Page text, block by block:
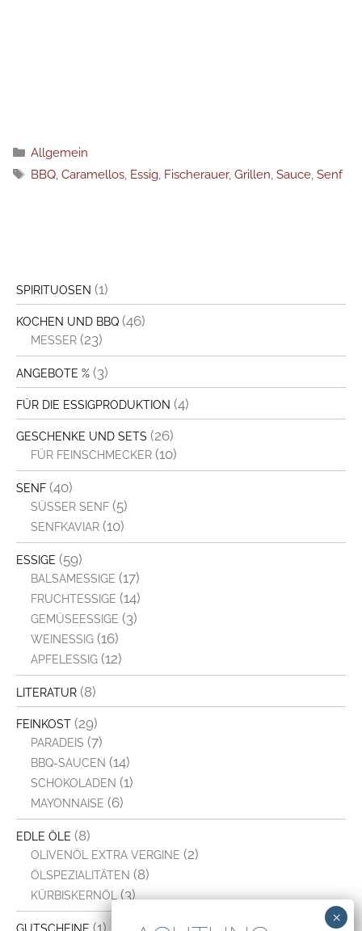
Kategorien
Allgemein
Schlagwörter
BBQ Caramellos Essig Fischerauer, Grillen Sauce Senf
SPIRITUOSEN (1)
KOCHEN UND BBQ (46)
MESSER (23)
ANGEBOTE % (3)
FÜR DIE ESSIGPRODUKTION (4)
GESCHENKE UND SETS (26)
FÜR FEINSCHMECKER (10)
SENF (40)
SÜSSER SENF (5)
SENFKAVIAR (10)
ESSIGE (59)
BALSAMESSIGE (17)
FRUCHTESSIGE (14)
GEMÜSEESSIGE (3)
WEINESSIG (16)
APFELESSIG (12)
LITERATUR (8)
FEINKOST (29)
PARADEIS (7)
BBQ-SAUCEN (14)
SCHOKOLADEN (1)
MAYONNAISE (6)
EDLE ÖLE (8)
OLIVENÖL EXTRA VERGINE (2)
ÖLSPEZIALITÄTEN (8)
KÜRBISKERNÖL (3)
GUTSCHEINE (1)